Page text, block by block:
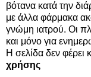
βότανα κατά την
με άλλα φάρμακα
γνώμη ιατρού. Οι
και μόνο για
Η σελίδα δεν φέρει
χρήσης